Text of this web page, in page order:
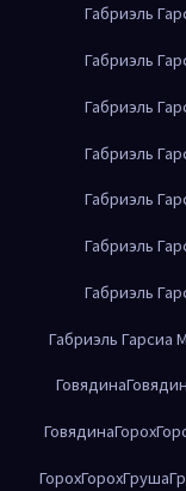
Габриэль
Габриэль
Габриэль
Габриэль
Габриэль
Габриэль
Габриэль
Габриэль Гарсиа
Говядина
ГовядинаГорох
ГорохГорохГруша